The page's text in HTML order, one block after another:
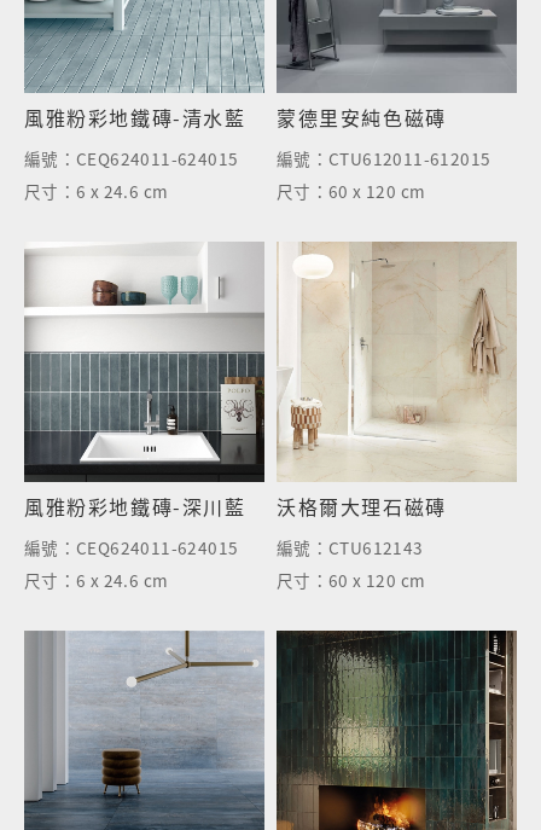
風雅粉彩地鐵磚-清水藍
編號： CEQ624011-624015
尺寸：6 x 24.6 cm
蒙德里安純色磁磚
編號： CTU612011-612015
尺寸：60 x 120 cm
風雅粉彩地鐵磚-深川藍
編號： CEQ624011-624015
尺寸：6 x 24.6 cm
沃格爾大理石磁磚
編號： CTU612143
尺寸：60 x 120 cm